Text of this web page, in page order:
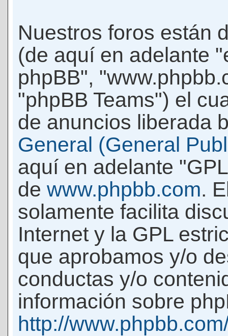
Nuestros foros están
(de aquí en adelante
phpBB",
"phpBB Teams") el
de anuncios liberada
General (General
aquí en adelante
de www.phpbb.com.
solamente facilita
Internet y la GPL
que aprobamos y/o
conductas y/o
información sobre
http://